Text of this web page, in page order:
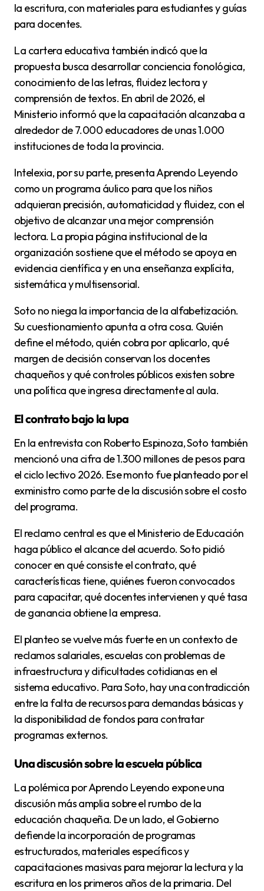
la escritura, con materiales para estudiantes y guías
para docentes.
La cartera educativa también indicó que la
propuesta busca desarrollar conciencia fonológica,
conocimiento de las letras, fluidez lectora y
comprensión de textos. En abril de 2026, el
Ministerio informó que la capacitación alcanzaba a
alrededor de 7.000 educadores de unas 1.000
instituciones de toda la provincia.
Intelexia, por su parte, presenta Aprendo Leyendo
como un programa áulico para que los niños
adquieran precisión, automaticidad y fluidez, con el
objetivo de alcanzar una mejor comprensión
lectora. La propia página institucional de la
organización sostiene que el método se apoya en
evidencia científica y en una enseñanza explícita,
sistemática y multisensorial.
Soto no niega la importancia de la alfabetización.
Su cuestionamiento apunta a otra cosa. Quién
define el método, quién cobra por aplicarlo, qué
margen de decisión conservan los docentes
chaqueños y qué controles públicos existen sobre
una política que ingresa directamente al aula.
El contrato bajo la lupa
En la entrevista con Roberto Espinoza, Soto también
mencionó una cifra de 1.300 millones de pesos para
el ciclo lectivo 2026. Ese monto fue planteado por el
exministro como parte de la discusión sobre el costo
del programa.
El reclamo central es que el Ministerio de Educación
haga público el alcance del acuerdo. Soto pidió
conocer en qué consiste el contrato, qué
características tiene, quiénes fueron convocados
para capacitar, qué docentes intervienen y qué tasa
de ganancia obtiene la empresa.
El planteo se vuelve más fuerte en un contexto de
reclamos salariales, escuelas con problemas de
infraestructura y dificultades cotidianas en el
sistema educativo. Para Soto, hay una contradicción
entre la falta de recursos para demandas básicas y
la disponibilidad de fondos para contratar
programas externos.
Una discusión sobre la escuela pública
La polémica por Aprendo Leyendo expone una
discusión más amplia sobre el rumbo de la
educación chaqueña. De un lado, el Gobierno
defiende la incorporación de programas
estructurados, materiales específicos y
capacitaciones masivas para mejorar la lectura y la
escritura en los primeros años de la primaria. Del